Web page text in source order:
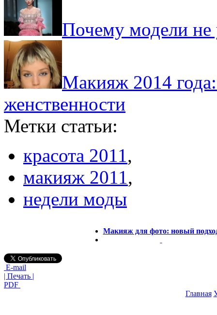
Почему модели не
Макияж 2014
женственности
Метки статьи:
красота 2011,
макияж 2011,
недели моды
Макияж для фото: новый
E-mail
| Печать |
PDF
Главная